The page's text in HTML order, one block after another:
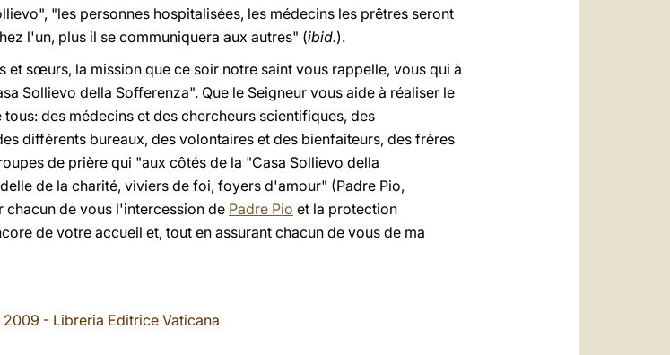
"les personnes hospitalisées, les médecins les prêtres seront
l'un, plus il se communiquera aux autres" (ibid.).
sœurs, la mission que ce soir notre saint vous rappelle, vous qui à
Sollievo della Sofferenza". Que le Seigneur vous aide à réaliser le
des médecins et des chercheurs scientifiques, des
différents bureaux, des volontaires et des bienfaiteurs, des frères
de prière qui "aux côtés de la "Casa Sollievo della
de la charité, viviers de foi, foyers d'amour" (Padre Pio,
chacun de vous l'intercession de Padre Pio et la protection
de votre accueil et, tout en assurant chacun de vous de ma
- Libreria Editrice Vaticana